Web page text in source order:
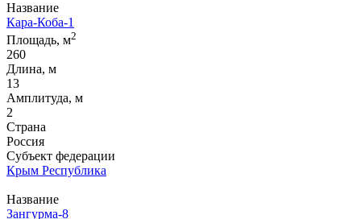
Название
Кара-Коба-1
Площадь, м2
260
Длина, м
13
Амплитуда, м
2
Страна
Россия
Субъект федерации
Крым Республика
Название
Зангурма-8